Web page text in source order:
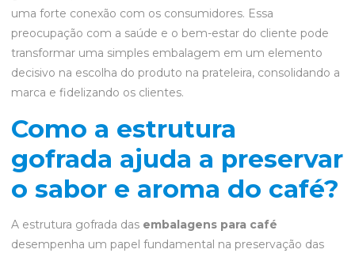
uma forte conexão com os consumidores. Essa
preocupação com a saúde e o bem-estar do cliente pode
transformar uma simples embalagem em um elemento
decisivo na escolha do produto na prateleira, consolidando a
marca e fidelizando os clientes.
Como a estrutura
gofrada ajuda a preservar
o sabor e aroma do café?
A estrutura gofrada das embalagens para café
desempenha um papel fundamental na preservação das